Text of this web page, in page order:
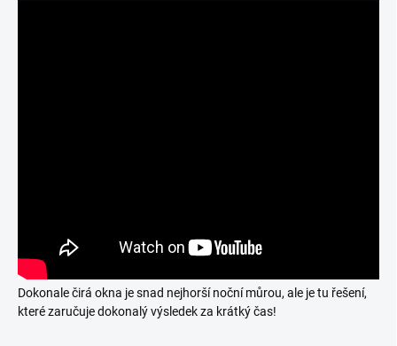
Dokonale čirá okna je snad nejhorší noční můrou, ale je tu řešení,
které zaručuje dokonalý výsledek za krátký čas!